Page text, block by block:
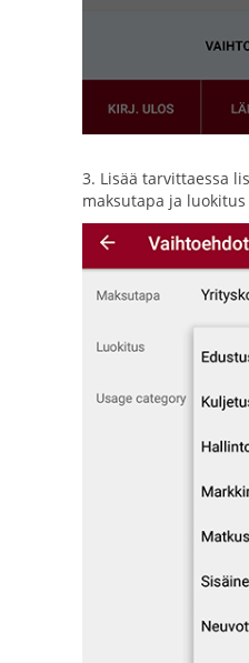
3. Lisää tarvittaessa
maksutapa ja luokitus